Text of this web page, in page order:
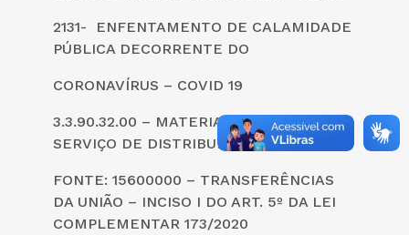
2131- ENFENTAMENTO DE CALAMIDADE
PÚBLICA DECORRENTE DO
CORONAVÍRUS – COVID 19
3.3.90.32.00 – MATERIAL, BEM E
SERVIÇO DE DISTRIBUIÇÃO GRATUITA
FONTE: 15600000 – TRANSFERÊNCIAS
DA UNIÃO – INCISO I DO ART. 5º DA LEI
COMPLEMENTAR 173/2020